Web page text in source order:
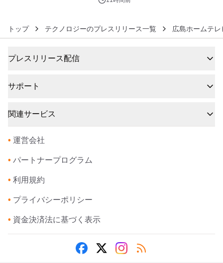
トップ テクノロジーのプレスリリース一覧 広島ホームテレ
プレスリリース配信
サポート
関連サービス
• 運営会社
• パートナープログラム
• 利用規約
• プライバシーポリシー
• 資金決済法に基づく表示